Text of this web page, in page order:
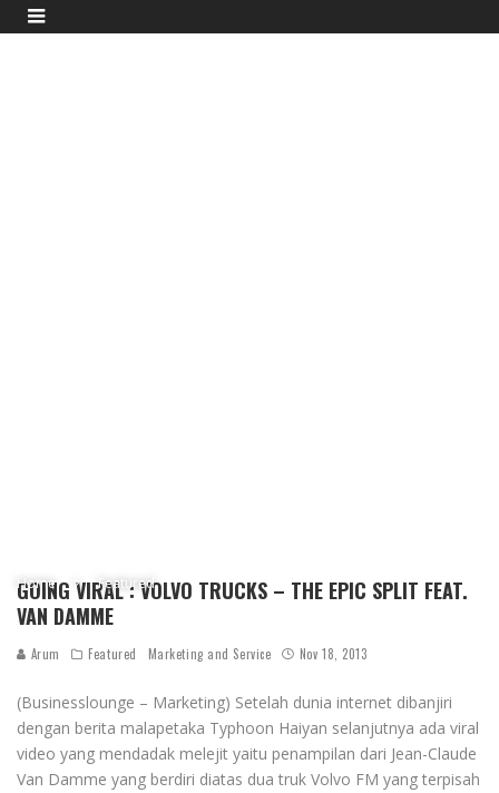
Home Featured
GOING VIRAL : VOLVO TRUCKS – THE EPIC SPLIT FEAT.
VAN DAMME
Arum Featured Marketing and Service Nov 18, 2013
(Businesslounge – Marketing) Setelah dunia internet dibanjiri
dengan berita malapetaka Typhoon Haiyan selanjutnya ada viral
video yang mendadak melejit yaitu penampilan dari Jean-Claude
Van Damme yang berdiri diatas dua truk Volvo FM yang terpisah